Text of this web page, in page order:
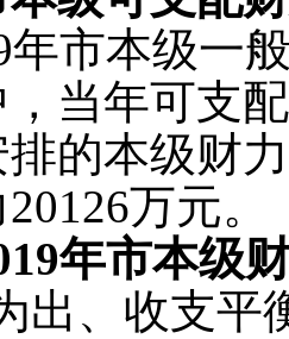
年市本级一
当年可支
的本级财
万元。
年市本级
出、收支平